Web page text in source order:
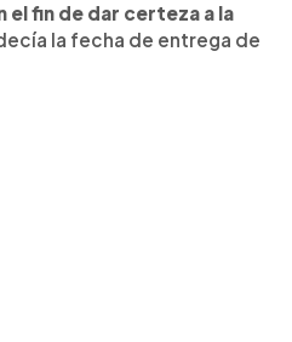
fin de dar certeza a la
la fecha de entrega de